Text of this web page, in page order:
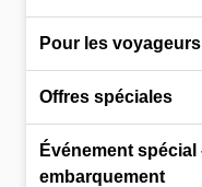
Pour les
Offres spéciales
Événement
embarquement